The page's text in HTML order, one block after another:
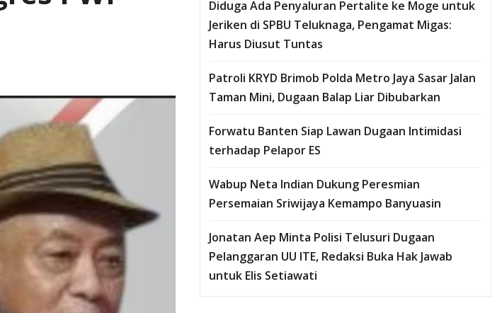
Diduga Ada Penyaluran Pertalite ke Moge untuk
Jeriken di SPBU Teluknaga, Pengamat Migas:
Harus Diusut Tuntas
Patroli KRYD Brimob Polda Metro Jaya Sasar Jalan
Taman Mini, Dugaan Balap Liar Dibubarkan
Forwatu Banten Siap Lawan Dugaan Intimidasi
terhadap Pelapor ES
Wabup Neta Indian Dukung Peresmian
Persemaian Sriwijaya Kemampo Banyuasin
Jonatan Aep Minta Polisi Telusuri Dugaan
Pelanggaran UU ITE, Redaksi Buka Hak Jawab
untuk Elis Setiawati